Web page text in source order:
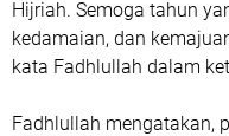
Hijriah. Semoga tahun
kedamaian, dan
kata Fadhlullah dalam
Fadhlullah mengatakan,